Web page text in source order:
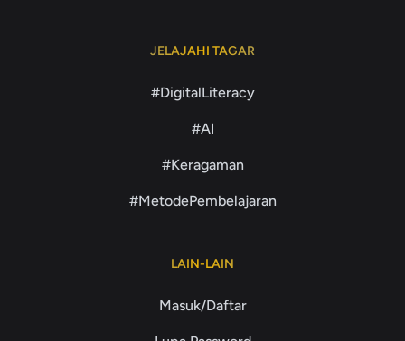
JELAJAHI TAGAR
#DigitalLiteracy
#AI
#Keragaman
#MetodePembelajaran
LAIN-LAIN
Masuk/Daftar